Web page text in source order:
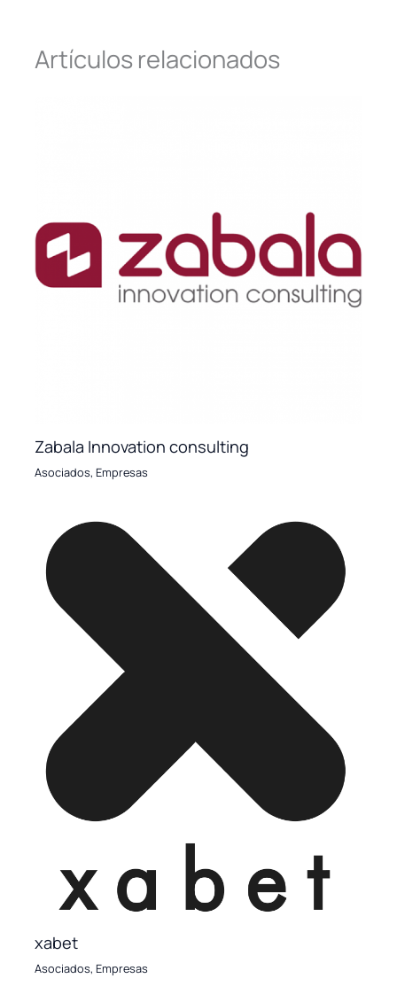
Artículos relacionados
Zabala Innovation consulting
Asociados,Empresas
xabet
Asociados,Empresas